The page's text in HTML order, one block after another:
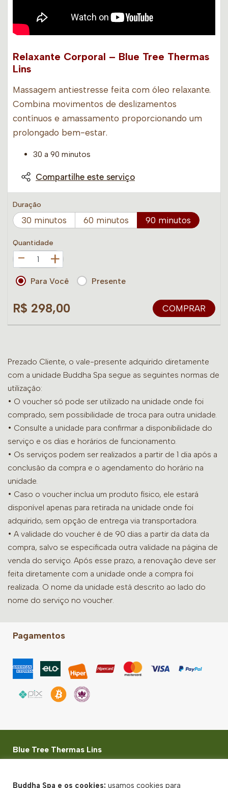
Relaxante Corporal – Blue Tree Thermas
Lins
Massagem antiestresse feita com óleo relaxante.
Combina movimentos de deslizamentos
contínuos e amassamento proporcionando um
prolongado bem-estar.
30 a 90 minutos
Compartilhe este serviço
Duração
30 minutos 60 minutos 90 minutos
Quantidade
+
Para Você Presente
R$ 298,00 COMPRAR
Prezado Cliente, o vale-presente adquirido diretamente
com a unidade Buddha Spa segue as seguintes normas de
utilização:
• O voucher só pode ser utilizado na unidade onde foi
comprado, sem possibilidade de troca para outra unidade.
• Consulte a unidade para confirmar a disponibilidade do
serviço e os dias e horários de funcionamento.
• Os serviços podem ser realizados a partir de 1 dia após a
conclusão da compra e o agendamento do horário na
unidade.
• Caso o voucher inclua um produto físico, ele estará
disponível apenas para retirada na unidade onde foi
adquirido, sem opção de entrega via transportadora.
• A validade do voucher é de 90 dias a partir da data da
compra, salvo se especificada outra validade na página de
venda do serviço. Após esse prazo, a renovação deve ser
feita diretamente com a unidade onde a compra foi
realizada. O nome da unidade está descrito ao lado do
nome do serviço no voucher.
Pagamentos
Blue Tree Thermas Lins
Buddha Spa e os cookies: usamos cookies para